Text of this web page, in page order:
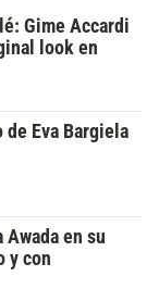
Gime Accardi
look en
Eva Bargiela
en su
y con